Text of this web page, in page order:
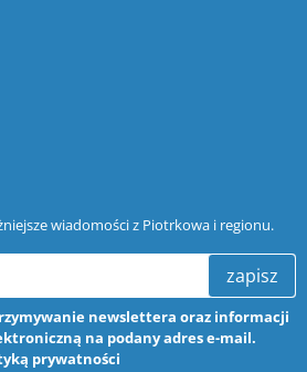
wiadomości z Piotrkowa i regionu.
zapisz
newslettera oraz informacji
na podany adres e-mail.
prywatności